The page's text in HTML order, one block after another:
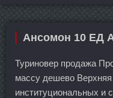
Ансомон 10 ЕД
Туриновер продажа
массу дешево
институциональных и